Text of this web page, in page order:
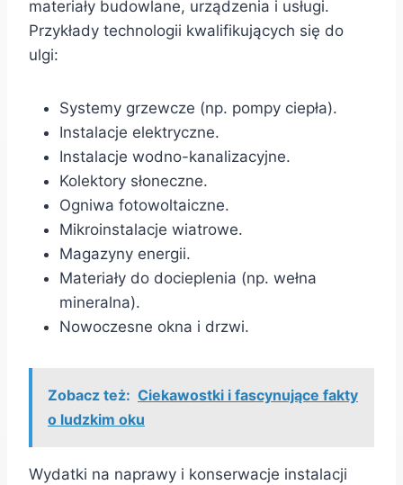
materiały budowlane, urządzenia i usługi.
Przykłady technologii kwalifikujących się do
ulgi:
Systemy grzewcze (np. pompy ciepła).
Instalacje elektryczne.
Instalacje wodno-kanalizacyjne.
Kolektory słoneczne.
Ogniwa fotowoltaiczne.
Mikroinstalacje wiatrowe.
Magazyny energii.
Materiały do docieplenia (np. wełna
mineralna).
Nowoczesne okna i drzwi.
Zobacz też: Ciekawostki i fascynujące fakty
o ludzkim oku
Wydatki na naprawy i konserwacje instalacji